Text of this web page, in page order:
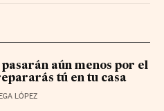
pasarán aún menos por el
tú en tu casa
LÓPEZ